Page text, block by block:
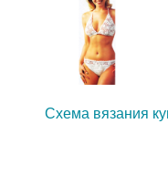
Схема вязания